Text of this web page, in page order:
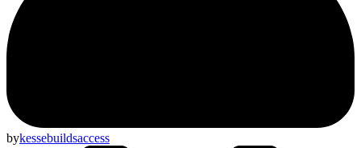
bykessebuildsaccess